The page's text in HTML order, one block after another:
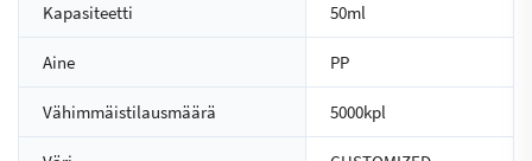
Kapasiteetti 50ml
Aine PP
Vähimmäistilausmäärä 5000kpl